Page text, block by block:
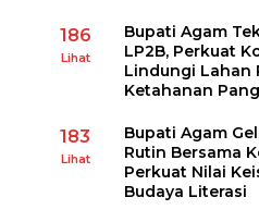
186
Lihat
Bupati Agam
LP2B, Perkuat
Lindungi Lahan
Ketahanan
183
Lihat
Bupati Agam
Rutin Bersama
Perkuat Nilai
Budaya Literasi